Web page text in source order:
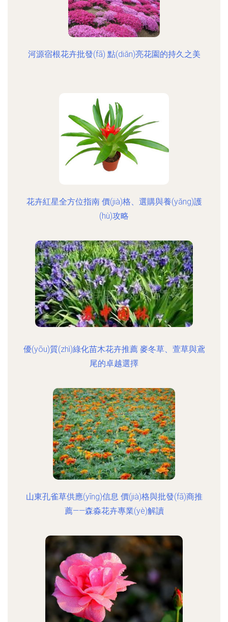
河源宿根花卉批發(fā) 點(diǎn)亮花園的持久之美
花卉紅星全方位指南 價(jià)格、選購與養(yǎng)護
(hù)攻略
優(yōu)質(zhì)綠化苗木花卉推薦 麥冬草、萱草與鳶
尾的卓越選擇
山東孔雀草供應(yīng)信息 價(jià)格與批發(fā)商推
薦——森淼花卉專業(yè)解讀